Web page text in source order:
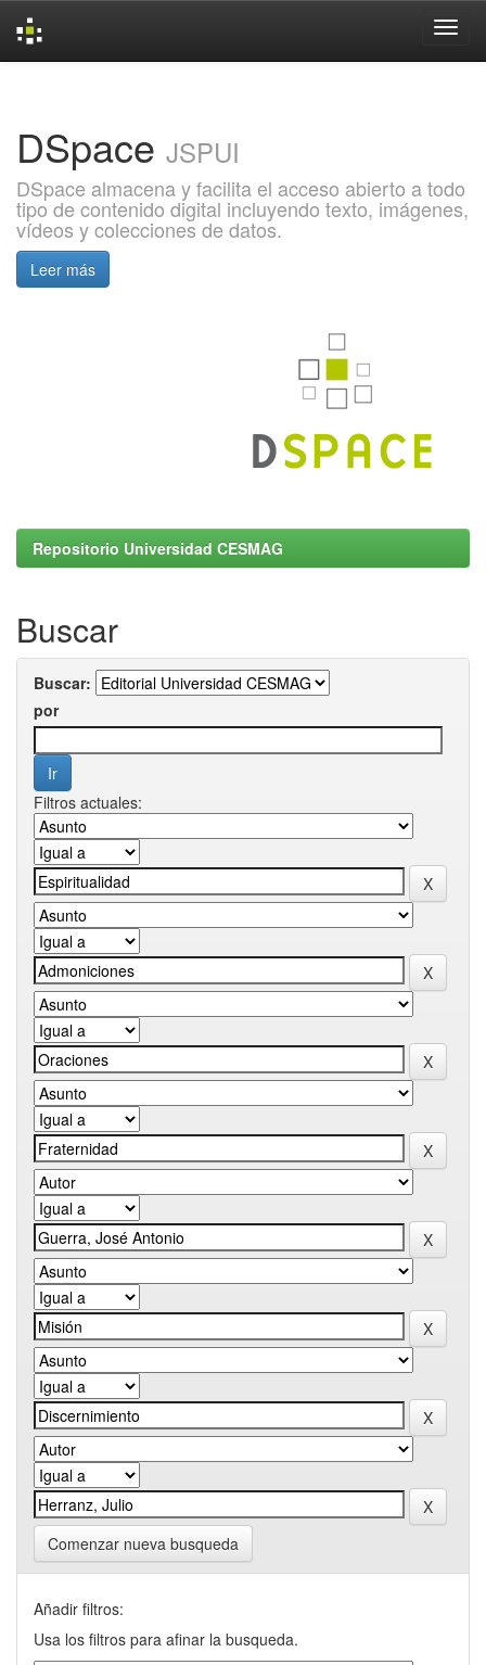
DSpace JSPUI
DSpace almacena y facilita el acceso abierto a todo
tipo de contenido digital incluyendo texto, imágenes,
vídeos y colecciones de datos.
Leer más
Repositorio Universidad CESMAG
Buscar
Buscar:
por
Filtros actuales:
Comenzar nueva busqueda
Añadir filtros:
Usa los filtros para afinar la busqueda.